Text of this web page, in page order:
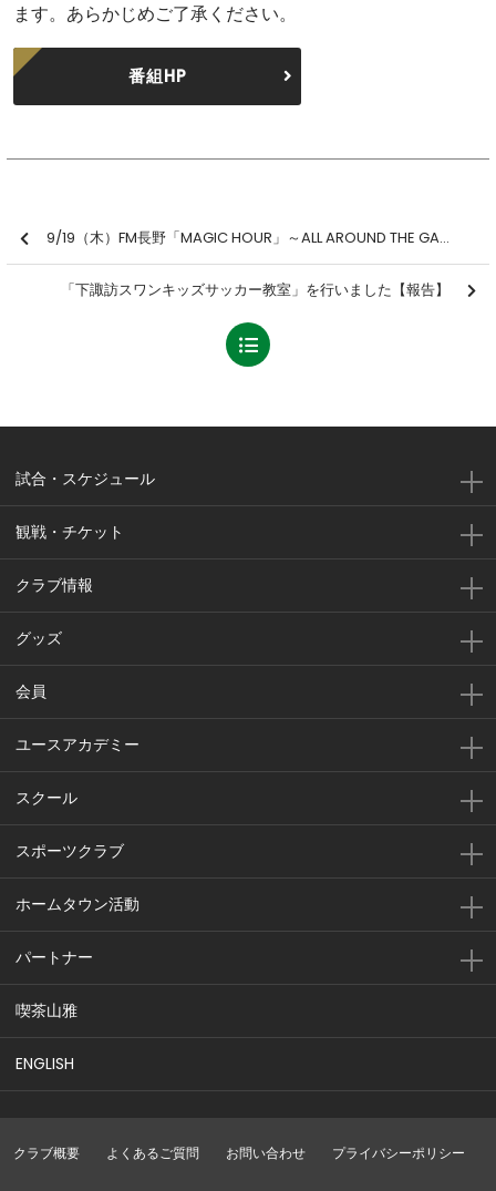
ます。あらかじめご了承ください。
番組HP
9/19（木）FM長野「MAGIC HOUR」～ALL AROUND THE GANS～
「下諏訪スワンキッズサッカー教室」を行いました【報告】
試合・スケジュール
観戦・チケット
クラブ情報
グッズ
会員
ユースアカデミー
スクール
スポーツクラブ
ホームタウン活動
パートナー
喫茶山雅
ENGLISH
クラブ概要 よくあるご質問 お問い合わせ プライバシーポリシー